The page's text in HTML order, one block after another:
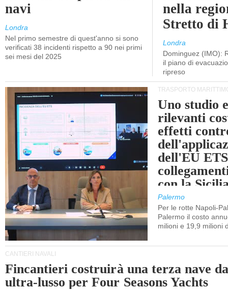
navi
Londra
Nel primo semestre di quest'anno si sono
verificati 38 incidenti rispetto a 90 nei primi
sei mesi del 2025
nella
Stretto di
Londra
Dominguez (IMO):
il piano di
ripreso
TRASPORTO
Uno studio
rilevanti
effetti
dell'EU
con la
Palermo
Per le rotte Napoli-
Palermo il costo
milioni e 19,9 milioni
CANTIERI NAVALI
Fincantieri costruirà una terza nave
ultra-lusso per Four Seasons Yachts